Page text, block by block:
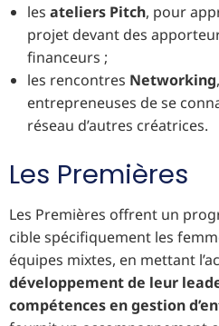
les ateliers Pitch, pour
projet devant des
financeurs ;
les rencontres Networking
entrepreneuses de se
réseau d’autres créatrices.
Les Premières
Les Premières offrent un
cible spécifiquement les
équipes mixtes, en mettant
développement de leur
compétences en gestion